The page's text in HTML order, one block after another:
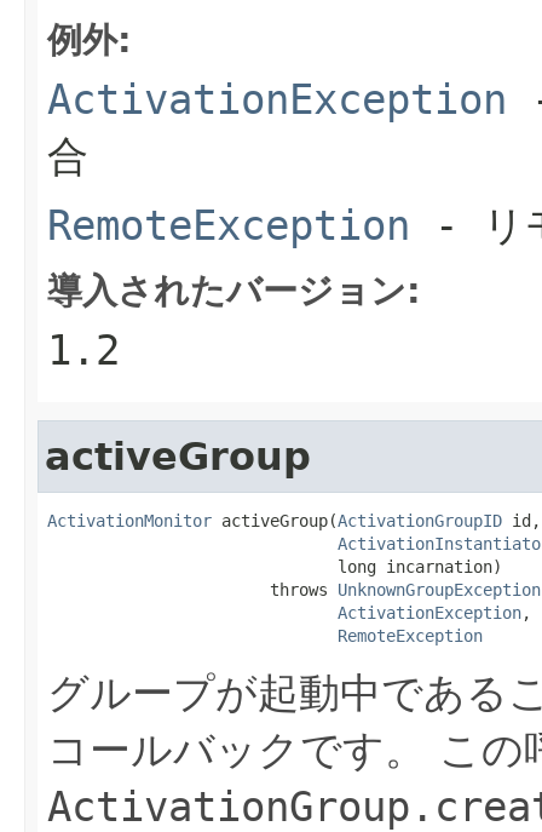
例外:
ActivationException
合
RemoteException - リ
導入されたバージョン:
1.2
activeGroup
ActivationMonitor activeGroup(ActivationGroupID id,
                              long incarnation)
                       throws
UnknownGroupException
ActivationException,
RemoteException
グループが起動中である
コールバックです。
この